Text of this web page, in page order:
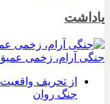
یاداشت
جنگی آرام، زخمی
از تحریف
جنگ روان